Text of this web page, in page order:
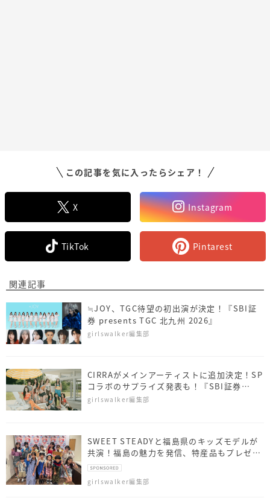
この記事を気に入ったらシェア！
X Instagram
TikTok Pintarest
関連記事
≒JOY、TGC待望の初出演が決定！『SBI証
券 presents TGC 北九州 2026』
girlswalker編集部
CIRRAがメインアーティストに追加決定！SP
コラボのサプライズ発表も！『SBI証券
presents TGC 北九州 2026』
girlswalker編集部
SWEET STEADYと福島県のキッズモデルが
共演！福島の魅力を発信、特産品もプレゼン
ト
girlswalker編集部